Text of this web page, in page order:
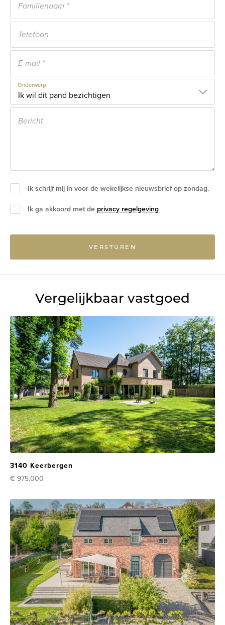
Onderwerp
Ik schrijf mij in voor de wekelijkse nieuwsbrief op zondag.
Ik ga akkoord met de privacy regelgeving
VERSTUREN
Vergelijkbaar vastgoed
3140 Keerbergen
€ 975.000